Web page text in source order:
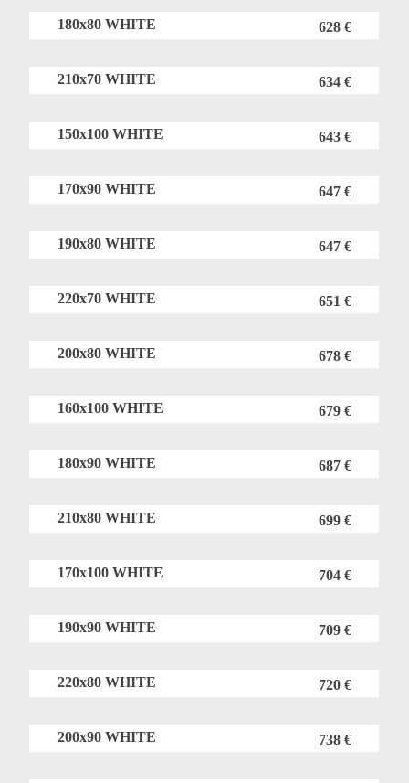
180x80 WHITE 628 €
210x70 WHITE 634 €
150x100 WHITE 643 €
170x90 WHITE 647 €
190x80 WHITE 647 €
220x70 WHITE 651 €
200x80 WHITE 678 €
160x100 WHITE 679 €
180x90 WHITE 687 €
210x80 WHITE 699 €
170x100 WHITE 704 €
190x90 WHITE 709 €
220x80 WHITE 720 €
200x90 WHITE 738 €